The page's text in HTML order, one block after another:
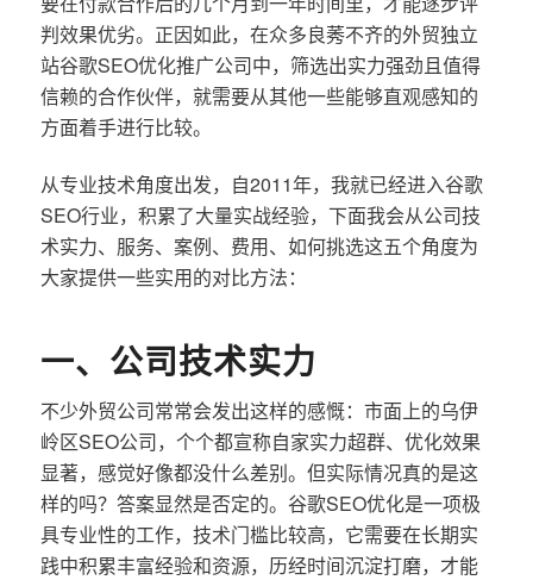
判效果优劣。正因如此，在众多良莠不齐的外贸独立
站谷歌SEO优化推广公司中，筛选出实力强劲且值得
信赖的合作伙伴，就需要从其他一些能够直观感知的
方面着手进行比较。
从专业技术角度出发，自2011年，我就已经进入谷歌
SEO行业，积累了大量实战经验，下面我会从公司技
术实力、服务、案例、费用、如何挑选这五个角度为
大家提供一些实用的对比方法：
一、公司技术实力
不少外贸公司常常会发出这样的感慨：市面上的乌伊
岭区SEO公司，个个都宣称自家实力超群、优化效果
显著，感觉好像都没什么差别。但实际情况真的是这
样的吗？答案显然是否定的。谷歌SEO优化是一项极
具专业性的工作，技术门槛比较高，它需要在长期实
践中积累丰富经验和资源，历经时间沉淀打磨，才能